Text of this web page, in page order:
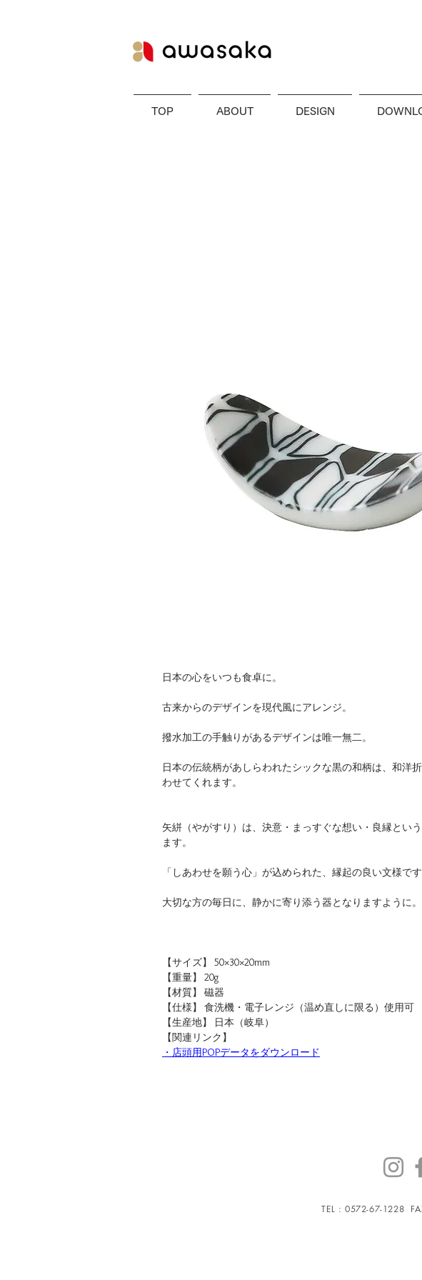
TOP ABOUT DESIGN
日本の心をいつも食卓に。
古来からのデザインを現代風にアレンジ。
撥水加工の手触りがあるデザインは唯一無二。
日本の伝統柄があしらわれたシックな黒の和柄は、和洋
わせてくれます。
矢絣（やがすり）は、決意・まっすぐな想い・良縁とい
ます。
「しあわせを願う心」が込められた、縁起の良い文様です
大切な方の毎日に、静かに寄り添う器となりますように。
【サイズ】 50×30×20mm
【重量】 20g
【材質】 磁器
【仕様】 食洗機・電子レンジ（温め直しに限る）使用可
【生産地】 日本（岐阜）
【関連リンク】
・店頭用POPデータをダウンロード
TEL : 0572-67-1228